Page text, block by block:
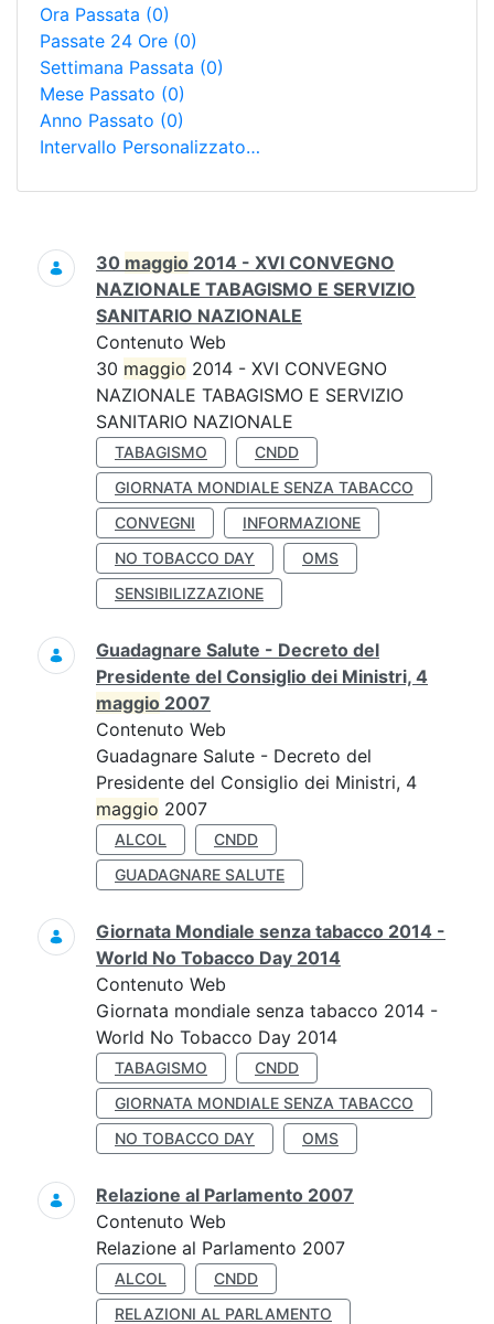
Ora Passata (0)
Passate 24 Ore (0)
Settimana Passata (0)
Mese Passato (0)
Anno Passato (0)
Intervallo Personalizzato…
Ricerca
30 maggio 2014 - XVI CONVEGNO
NAZIONALE TABAGISMO E SERVIZIO
SANITARIO NAZIONALE
Contenuto Web
30 maggio 2014 - XVI CONVEGNO
NAZIONALE TABAGISMO E SERVIZIO
SANITARIO NAZIONALE
TABAGISMO
CNDD
GIORNATA MONDIALE SENZA TABACCO
CONVEGNI
INFORMAZIONE
NO TOBACCO DAY
OMS
SENSIBILIZZAZIONE
Guadagnare Salute - Decreto del
Presidente del Consiglio dei Ministri, 4
maggio 2007
Contenuto Web
Guadagnare Salute - Decreto del
Presidente del Consiglio dei Ministri, 4
maggio 2007
ALCOL
CNDD
GUADAGNARE SALUTE
Giornata Mondiale senza tabacco 2014 -
World No Tobacco Day 2014
Contenuto Web
Giornata mondiale senza tabacco 2014 -
World No Tobacco Day 2014
TABAGISMO
CNDD
GIORNATA MONDIALE SENZA TABACCO
NO TOBACCO DAY
OMS
Relazione al Parlamento 2007
Contenuto Web
Relazione al Parlamento 2007
ALCOL
CNDD
RELAZIONI AL PARLAMENTO